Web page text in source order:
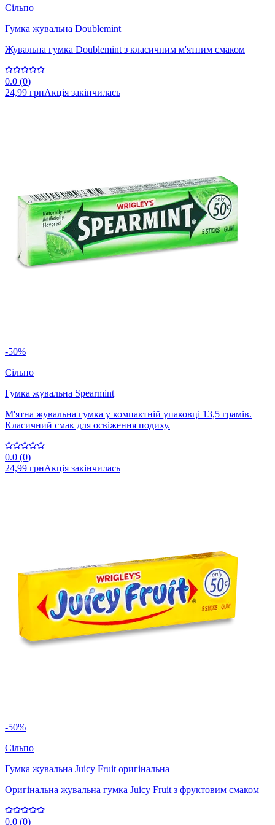
Сільпо
Гумка жувальна Doublemint
Жувальна гумка Doublemint з класичним м'ятним смаком
0.0 (0)
24,99 грнАкція закінчилась
-50%
Сільпо
Гумка жувальна Spearmint
М'ятна жувальна гумка у компактній упаковці 13,5 грамів.
Класичний смак для освіження подиху.
0.0 (0)
24,99 грнАкція закінчилась
-50%
Сільпо
Гумка жувальна Juicy Fruit оригінальна
Оригінальна жувальна гумка Juicy Fruit з фруктовим смаком
0.0 (0)